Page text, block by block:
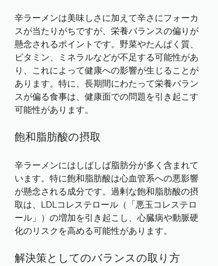
辛ラーメンは美味しさに加えて辛さにフォーカ
スが当たりがちですが、栄養バランスの偏りが
懸念されるポイントです。野菜やたんぱく質、
ビタミン、ミネラルなどが不足する可能性があ
り、これによって健康への影響が生じることが
あります。特に、長期間にわたって栄養バラン
スが偏る食事は、健康面での問題を引き起こす
可能性があります。
飽和脂肪酸の摂取
辛ラーメンにはしばしば脂肪分が多く含まれて
います。特に飽和脂肪酸は心血管系への悪影響
が懸念される成分です。過剰な飽和脂肪酸の摂
取は、LDLコレステロール（「悪玉コレステロ
ール」）の増加を引き起こし、心臓病や動脈硬
化のリスクを高める可能性があります。
解決策としてのバランスの取り方